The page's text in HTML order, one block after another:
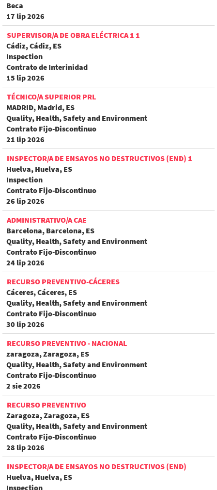
Beca
17 lip 2026
SUPERVISOR/A DE OBRA ELÉCTRICA 1 1
Cádiz, Cádiz, ES
Inspection
Contrato de Interinidad
15 lip 2026
TÉCNICO/A SUPERIOR PRL
MADRID, Madrid, ES
Quality, Health, Safety and Environment
Contrato Fijo-Discontinuo
21 lip 2026
INSPECTOR/A DE ENSAYOS NO DESTRUCTIVOS (END) 1
Huelva, Huelva, ES
Inspection
Contrato Fijo-Discontinuo
26 lip 2026
ADMINISTRATIVO/A CAE
Barcelona, Barcelona, ES
Quality, Health, Safety and Environment
Contrato Fijo-Discontinuo
24 lip 2026
RECURSO PREVENTIVO-CÁCERES
Cáceres, Cáceres, ES
Quality, Health, Safety and Environment
Contrato Fijo-Discontinuo
30 lip 2026
RECURSO PREVENTIVO - NACIONAL
zaragoza, Zaragoza, ES
Quality, Health, Safety and Environment
Contrato Fijo-Discontinuo
2 sie 2026
RECURSO PREVENTIVO
Zaragoza, Zaragoza, ES
Quality, Health, Safety and Environment
Contrato Fijo-Discontinuo
28 lip 2026
INSPECTOR/A DE ENSAYOS NO DESTRUCTIVOS (END)
Huelva, Huelva, ES
Inspection